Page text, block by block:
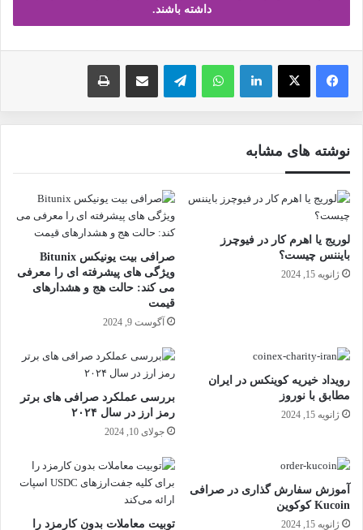
داشته باشند.
فیس بوک X لینکدین واتس آپ تلگرام ارسال ایمیل چاپ
نوشته های مشابه
لوریج یا اهرم کار در فیوچرز
بایننس چیست؟
ژانویه 15, 2024
صرافی بیت یونیکس Bitunix
ویژگی های پیشرفته ای را معرفی
می کند: حالت هج و هشدارهای
قیمت
آگوست 9, 2024
رویداد خیریه کوینکس در ایران
مطابق با نوروز
ژانویه 15, 2024
بررسی عملکرد صرافی های برتر
رمز ارز در سال ۲۰۲۴
جولای 10, 2024
آموزش سفارش گذاری در صرافی
Kucoin کوکوین
ژانویه 15, 2024
توبیت معاملات بدون کارمزد را